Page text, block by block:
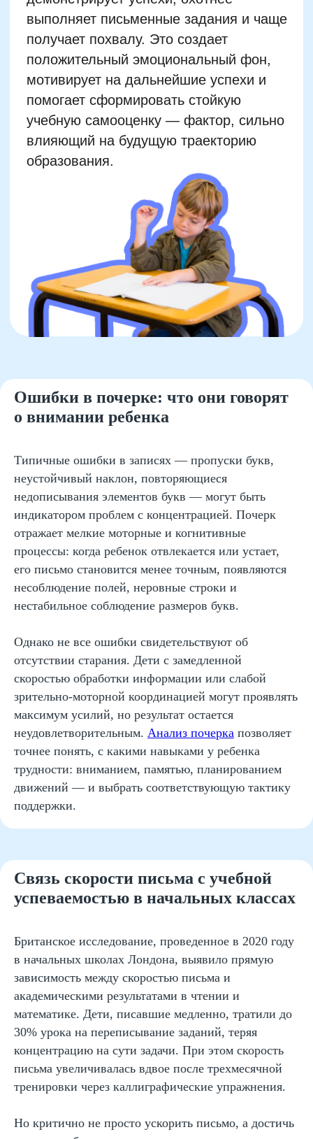
Ошибки в почерке: что они говорят
о внимании ребенка
Типичные ошибки в записях — пропуски букв,
неустойчивый наклон, повторяющиеся
недописывания элементов букв — могут быть
индикатором проблем с концентрацией. Почерк
отражает мелкие моторные и когнитивные
процессы: когда ребенок отвлекается или устает,
его письмо становится менее точным, появляются
несоблюдение полей, неровные строки и
нестабильное соблюдение размеров букв.
Однако не все ошибки свидетельствуют об
отсутствии старания. Дети с замедленной
скоростью обработки информации или слабой
зрительно-моторной координацией могут проявлять
максимум усилий, но результат остается
неудовлетворительным. Анализ почерка позволяет
точнее понять, с какими навыками у ребенка
трудности: вниманием, памятью, планированием
движений — и выбрать соответствующую тактику
поддержки.
Связь скорости письма с учебной
успеваемостью в начальных классах
Британское исследование, проведенное в 2020 году
в начальных школах Лондона, выявило прямую
зависимость между скоростью письма и
академическими результатами в чтении и
математике. Дети, писавшие медленно, тратили до
30% урока на переписывание заданий, теряя
концентрацию на сути задачи. При этом скорость
письма увеличивалась вдвое после трехмесячной
тренировки через каллиграфические упражнения.
Но критично не просто ускорить письмо, а достичь
Микропрактики по 5–7 минут в
день
Ведение личного «писательского
дневника»
Методы улучшения
почерка без давления и
лишних нагрузок